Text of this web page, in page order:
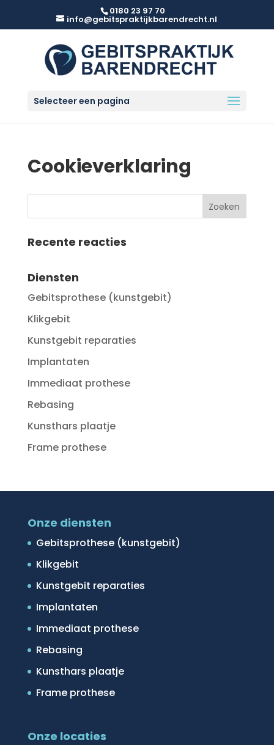
0180 23 97 70
info@gebitspraktijkbarendrecht.nl
Selecteer een pagina
Cookieverklaring
Recente reacties
Diensten
Gebitsprothese (kunstgebit)
Klikgebit
Kunstgebit reparaties
Implantaten
Immediaat prothese
Rebasing
Kunsthars plaatje
Frame prothese
Onze diensten
Gebitsprothese (kunstgebit)
Klikgebit
Kunstgebit reparaties
Implantaten
Immediaat prothese
Rebasing
Kunsthars plaatje
Frame prothese
Onze locaties